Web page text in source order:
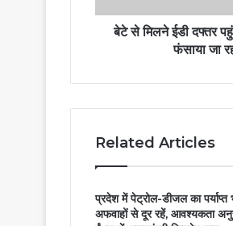
बेटे से मिलने ईडी दफ्तर
फंसाया जा
Related Articles
प्रदेश में पेट्रोल-डीजल का पर्याप्त
अफवाहों से दूर रहें, आवश्यकता